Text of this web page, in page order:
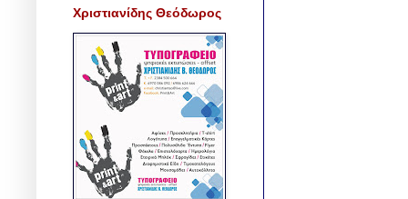
Χριστιανίδης Θεόδωρος